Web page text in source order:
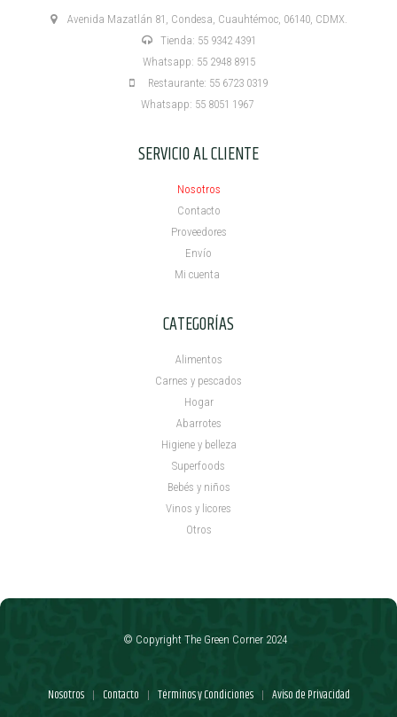
Avenida Mazatlán 81, Condesa, Cuauhtémoc, 06140, CDMX.
Tienda: 55 9342 4391
Whatsapp: 55 2948 8915
Restaurante: 55 6723 0319
Whatsapp: 55 8051 1967
SERVICIO AL CLIENTE
Nosotros
Contacto
Proveedores
Envío
Mi cuenta ​
CATEGORÍAS
Alimentos
Carnes y pescados
Hogar
Abarrotes
Higiene y belleza
Superfoods
Bebés y niños
Vinos y licores
Otros
Nosotros | Contacto | Términos y Condiciones | Aviso de Privacidad
© Copyright The Green Corner 2024